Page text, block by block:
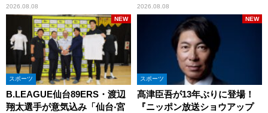
2026.08.08 2026.08.08
スポーツ
B.LEAGUE仙台89ERS・渡辺
翔太選手が意気込み「仙台‧宮
NEW
スポーツ
髙津臣吾が13年ぶりに登場！
『ニッポン放送ショウアップ
NEW